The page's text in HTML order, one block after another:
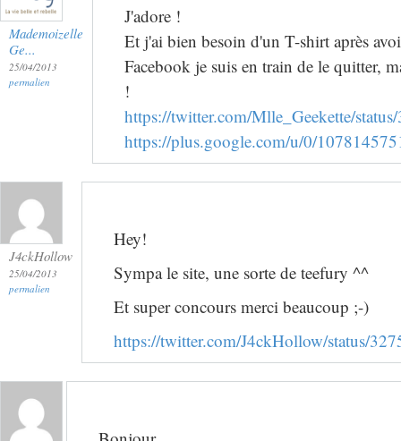
Mademoizelle
Ge...
25/04/2013
permalien
J'adore !
Et j'ai bien besoin d'un T-shirt après
Facebook je suis en train de le quitter,
!
https://twitter.com/Mlle_Geekette/
https://plus.google.com/u/0/
J4ckHollow
25/04/2013
permalien
Hey!
Sympa le site, une sorte de teefury ^^
Et super concours merci beaucoup ;-)
https://twitter.com/J4ckHollow/status/